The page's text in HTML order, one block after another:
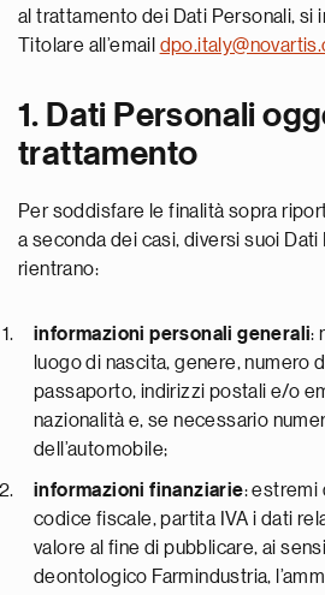
al trattamento dei Dati Personali, si
Titolare all’email
1. Dati Personali
trattamento
Per soddisfare le finalità sopra
a seconda dei casi, diversi suoi Dati
rientrano:
informazioni personali generali:
luogo di nascita, genere, numero
passaporto, indirizzi postali e/o
nazionalità e, se necessario
dell’automobile;
informazioni finanziarie: estremi
codice fiscale, partita IVA i dati
valore al fine di pubblicare, ai
deontologico Farmindustria,